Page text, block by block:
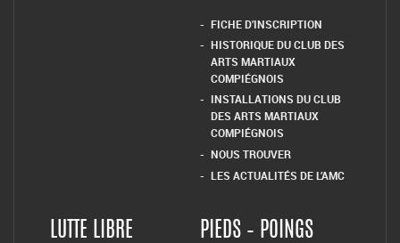
FICHE D’INSCRIPTION
HISTORIQUE DU CLUB DES
ARTS MARTIAUX
COMPIÉGNOIS
INSTALLATIONS DU CLUB
DES ARTS MARTIAUX
COMPIÉGNOIS
NOUS TROUVER
LES ACTUALITÉS DE L’AMC
LUTTE LIBRE PIEDS – POINGS